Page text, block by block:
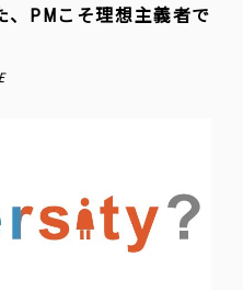
、PMこそ理想主義者で